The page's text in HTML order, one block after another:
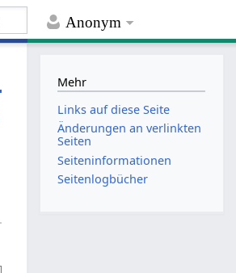
Anonym
Mehr
Links auf diese Seite
Änderungen an verlinkten
Seiten
Seiten­­informationen
Seitenlogbücher